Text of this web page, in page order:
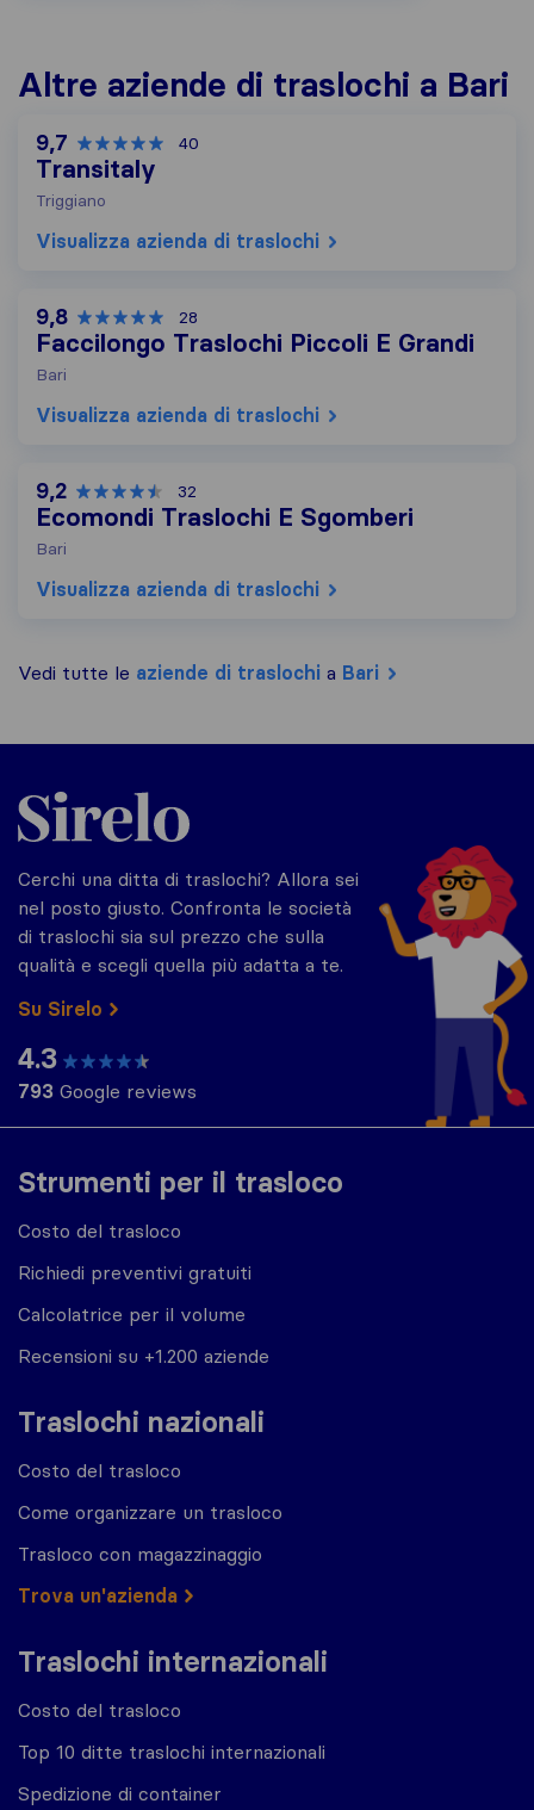
Altre aziende di traslochi a Bari
9,7 40
Transitaly
Triggiano
Visualizza azienda di traslochi
9,8 28
Faccilongo Traslochi Piccoli E Grandi
Bari
Visualizza azienda di traslochi
9,2 32
Ecomondi Traslochi E Sgomberi
Bari
Visualizza azienda di traslochi
Vedi tutte le aziende di traslochi a Bari
Strumenti per il trasloco
Costo del trasloco
Richiedi preventivi gratuiti
Calcolatrice per il volume
Recensioni su +1.200 aziende
Traslochi nazionali
Costo del trasloco
Come organizzare un trasloco
Trasloco con magazzinaggio
Trova un'azienda
Traslochi internazionali
Costo del trasloco
Top 10 ditte traslochi internazionali
Spedizione di container
Sirelo.it
Cerchi una ditta di traslochi? Allora sei
nel posto giusto. Confronta le società
di traslochi sia sul prezzo che sulla
qualità e scegli quella più adatta a te.
Su Sirelo
4.3
793 Google reviews